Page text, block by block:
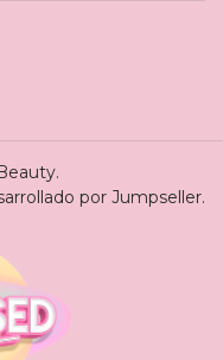
por Jumpseller.